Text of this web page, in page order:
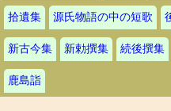
拾遺集 源氏物語の中の短歌
新古今集 新勅撰集 続後撰集
鹿島詣